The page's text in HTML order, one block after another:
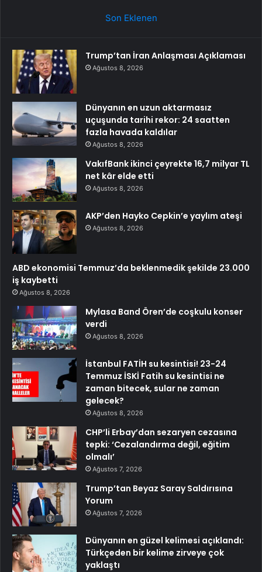
Son Eklenen
Trump’tan İran Anlaşması Açıklaması
Ağustos 8, 2026
Dünyanın en uzun aktarmasız
uçuşunda tarihi rekor: 24 saatten
fazla havada kaldılar
Ağustos 8, 2026
VakıfBank ikinci çeyrekte 16,7 milyar TL
net kâr elde etti
Ağustos 8, 2026
AKP’den Hayko Cepkin’e yaylım ateşi
Ağustos 8, 2026
ABD ekonomisi Temmuz’da beklenmedik şekilde 23.000
iş kaybetti
Ağustos 8, 2026
Mylasa Band Ören’de coşkulu konser
verdi
Ağustos 8, 2026
İstanbul FATİH su kesintisi! 23-24
Temmuz İSKİ Fatih su kesintisi ne
zaman bitecek, sular ne zaman
gelecek?
Ağustos 8, 2026
CHP’li Erbay’dan sezaryen cezasına
tepki: ‘Cezalandırma değil, eğitim
olmalı’
Ağustos 7, 2026
Trump’tan Beyaz Saray Saldırısına
Yorum
Ağustos 7, 2026
Dünyanın en güzel kelimesi açıklandı:
Türkçeden bir kelime zirveye çok
yaklaştı